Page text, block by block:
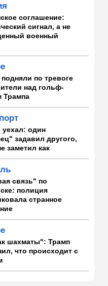
соглашение:
сигнал, а не
военный
по тревоге
над гольф-
Трампа
один
задавил другого,
заметил как
связь" по
полиция
странное
шахматы": Трамп
что происходит с